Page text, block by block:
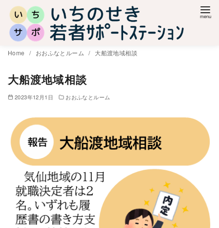
Home おおふなとルーム 大船渡地域相談
大船渡地域相談
2023年12月1日 おおふなとルーム